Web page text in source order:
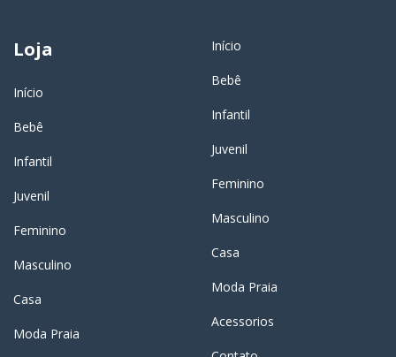
Loja
Início
Bebê
Infantil
Juvenil
Feminino
Masculino
Casa
Moda Praia
Início
Bebê
Infantil
Juvenil
Feminino
Masculino
Casa
Moda Praia
Acessorios